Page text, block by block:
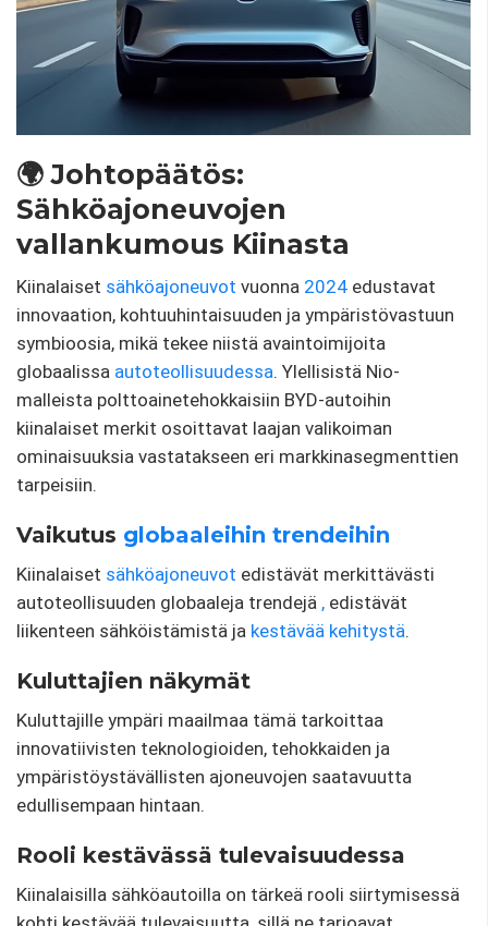
🌍 Johtopäätös:
Sähköajoneuvojen
vallankumous Kiinasta
Kiinalaiset sähköajoneuvot vuonna 2024 edustavat
innovaation, kohtuuhintaisuuden ja ympäristövastuun
symbioosia, mikä tekee niistä avaintoimijoita
globaalissa autoteollisuudessa. Ylellisistä Nio-
malleista polttoainetehokkaisiin BYD-autoihin
kiinalaiset merkit osoittavat laajan valikoiman
ominaisuuksia vastatakseen eri markkinasegmenttien
tarpeisiin.
Vaikutus globaaleihin trendeihin
Kiinalaiset sähköajoneuvot edistävät merkittävästi
autoteollisuuden globaaleja trendejä , edistävät
liikenteen sähköistämistä ja kestävää kehitystä.
Kuluttajien näkymät
Kuluttajille ympäri maailmaa tämä tarkoittaa
innovatiivisten teknologioiden, tehokkaiden ja
ympäristöystävällisten ajoneuvojen saatavuutta
edullisempaan hintaan.
Rooli kestävässä tulevaisuudessa
Kiinalaisilla sähköautoilla on tärkeä rooli siirtymisessä